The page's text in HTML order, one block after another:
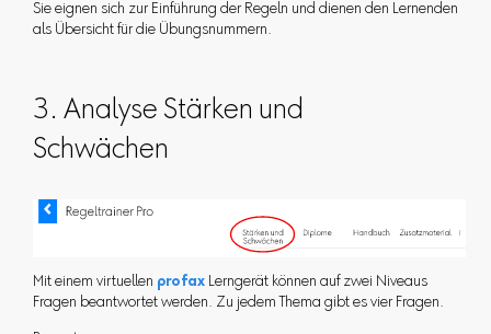
Sie eignen sich zur Einführung der Regeln und dienen den Lernenden
als Übersicht für die Übungsnummern.
3. Analyse Stärken und
Schwächen
Mit einem virtuellen profaxLerngerät können auf zwei Niveaus
Fragen beantwortet werden. Zu jedem Thema gibt es vier Fragen.